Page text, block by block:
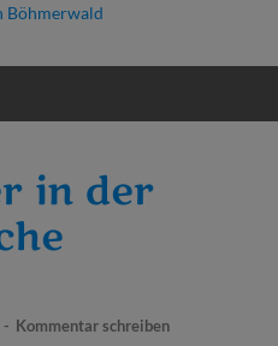
Böhmerwald
in der
- Kommentar schreiben